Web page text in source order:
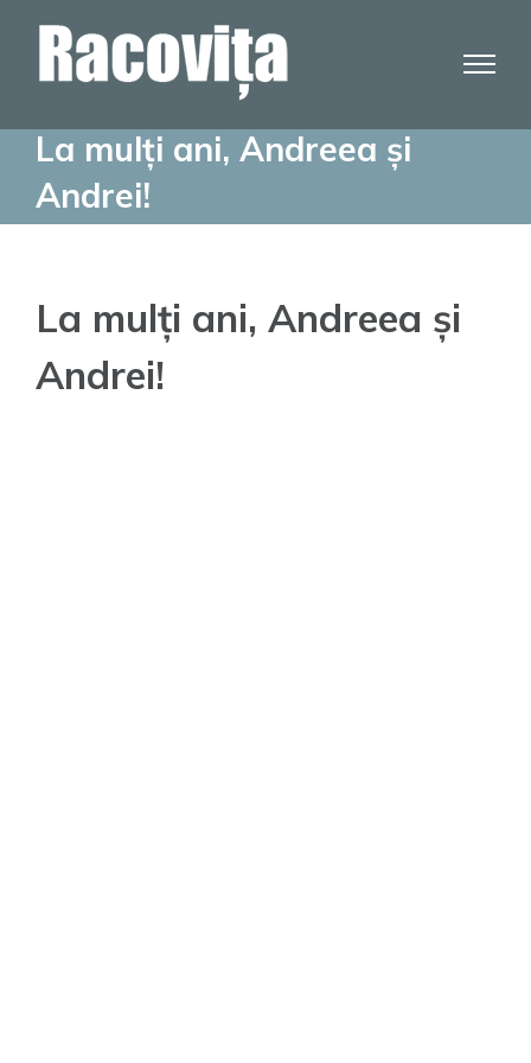
La mulți ani, Andreea și
Andrei!
La mulți ani, Andreea și
Andrei!